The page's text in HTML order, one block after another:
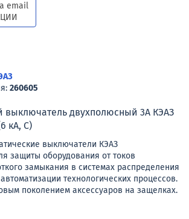
email
260605
выключатель двухполюсный 3А КЭАЗ
кА, C)
выключатели КЭАЗ
защиты оборудования от токов
замыкания в системах распределения
технологических процессов.
поколением аксессуаров на защелках.